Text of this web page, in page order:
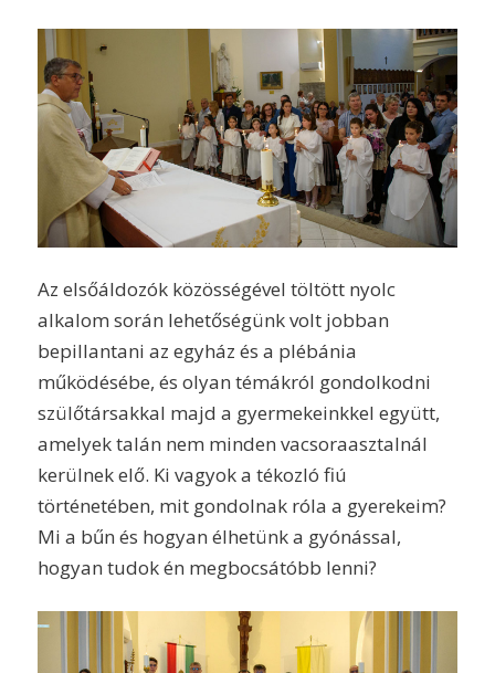
Az elsőáldozók közösségével töltött nyolc
alkalom során lehetőségünk volt jobban
bepillantani az egyház és a plébánia
működésébe, és olyan témákról gondolkodni
szülőtársakkal majd a gyermekeinkkel együtt,
amelyek talán nem minden vacsoraasztalnál
kerülnek elő. Ki vagyok a tékozló fiú
történetében, mit gondolnak róla a gyerekeim?
Mi a bűn és hogyan élhetünk a gyónással,
hogyan tudok én megbocsátóbb lenni?